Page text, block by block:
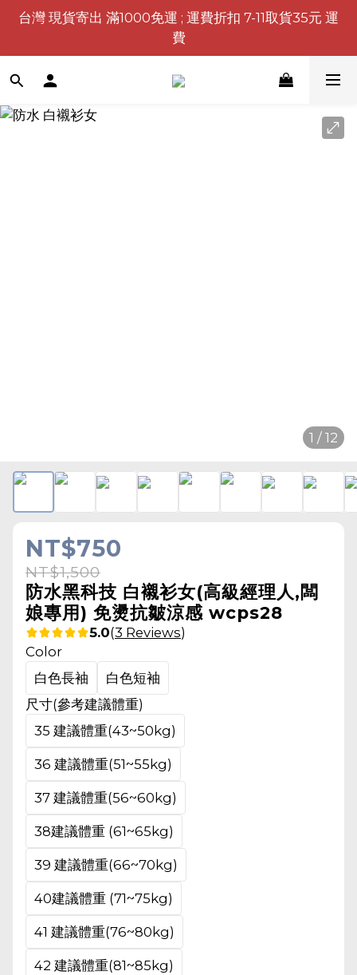
台灣 現貨寄出 滿1000免運 ; 運費折扣 7-11取貨35元 運
費
1 / 12
NT$750
NT$1,500
防水黑科技 白襯衫女(高級經理人,闆
娘專用) 免燙抗皺涼感 wcps28
5.0(3 Reviews)
Color
白色長袖
白色短袖
尺寸(參考建議體重)
35 建議體重(43~50kg)
36 建議體重(51~55kg)
37 建議體重(56~60kg)
38建議體重 (61~65kg)
39 建議體重(66~70kg)
40建議體重 (71~75kg)
41 建議體重(76~80kg)
42 建議體重(81~85kg)